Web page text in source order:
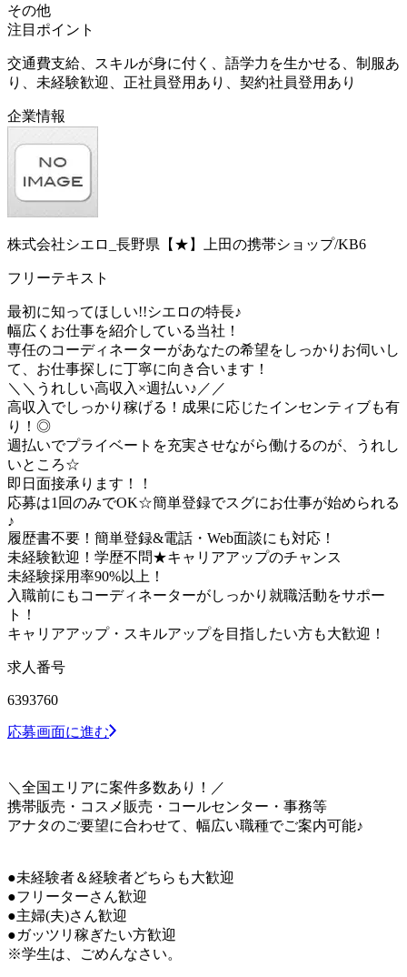
その他
注目ポイント
交通費支給、スキルが身に付く、語学力を生かせる、制服あ
り、未経験歓迎、正社員登用あり、契約社員登用あり
企業情報
株式会社シエロ_長野県【★】上田の携帯ショップ/KB6
フリーテキスト
最初に知ってほしい!!シエロの特長♪
幅広くお仕事を紹介している当社！
専任のコーディネーターがあなたの希望をしっかりお伺いし
て、お仕事探しに丁寧に向き合います！
＼＼うれしい高収入×週払い♪／／
高収入でしっかり稼げる！成果に応じたインセンティブも有
り！◎
週払いでプライベートを充実させながら働けるのが、うれし
いところ☆
即日面接承ります！！
応募は1回のみでOK☆簡単登録でスグにお仕事が始められる
♪
履歴書不要！簡単登録&電話・Web面談にも対応！
未経験歓迎！学歴不問★キャリアアップのチャンス
未経験採用率90%以上！
入職前にもコーディネーターがしっかり就職活動をサポー
ト！
キャリアアップ・スキルアップを目指したい方も大歓迎！
求人番号
6393760
応募画面に進む
＼全国エリアに案件多数あり！／
携帯販売・コスメ販売・コールセンター・事務等
アナタのご要望に合わせて、幅広い職種でご案内可能♪
●未経験者＆経験者どちらも大歓迎
●フリーターさん歓迎
●主婦(夫)さん歓迎
●ガッツリ稼ぎたい方歓迎
※学生は、ごめんなさい。